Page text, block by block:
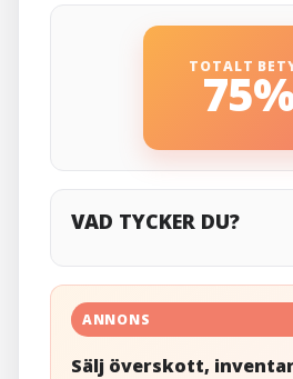
TOTALT
VAD TYCKER DU?
ANNONS
Sälj överskott,